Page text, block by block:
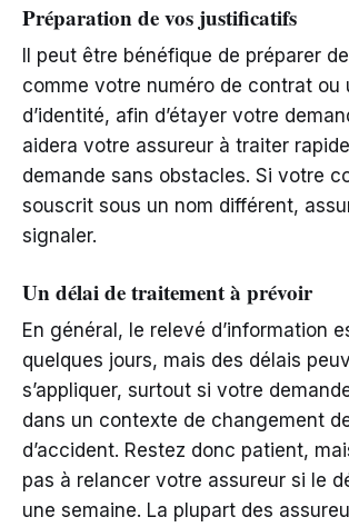
Préparation de vos justificatifs
Il peut être bénéfique de préparer
comme votre numéro de contrat ou
d’identité, afin d’étayer votre
aidera votre assureur à traiter
demande sans obstacles. Si votre
souscrit sous un nom différent,
signaler.
Un délai de traitement à prévoir
En général, le relevé d’information
quelques jours, mais des délais
s’appliquer, surtout si votre
dans un contexte de changement
d’accident. Restez donc patient,
pas à relancer votre assureur si le
une semaine. La plupart des